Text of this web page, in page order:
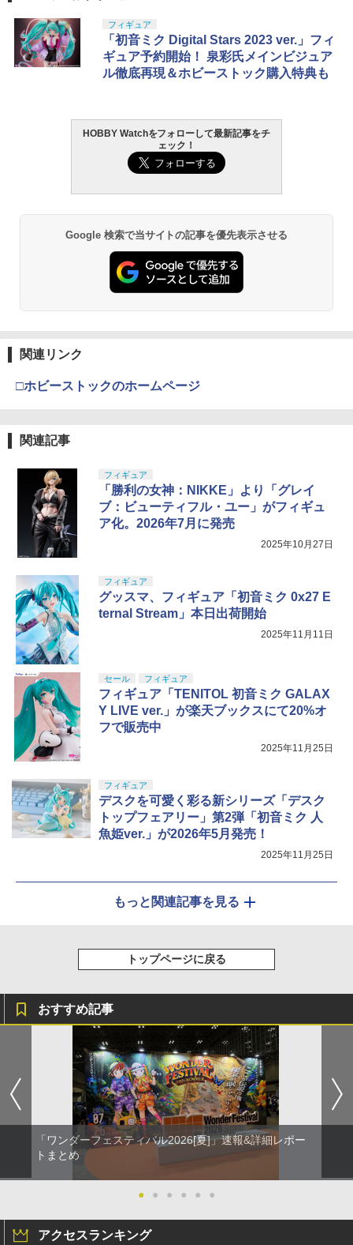
フィギュア
「初音ミク Digital Stars 2023 ver.」フィ
ギュア予約開始！ 泉彩氏メインビジュア
ル徹底再現＆ホビーストック購入特典も
HOBBY Watchをフォローして最新記事をチ
ェック！
Google 検索で当サイトの記事を優先表示させる
関連リンク
□ホビーストックのホームページ
関連記事
フィギュア
「勝利の女神：NIKKE」より「グレイ
ブ：ビューティフル・ユー」がフィギュ
ア化。2026年7月に発売
2025年10月27日
フィギュア
グッスマ、フィギュア「初音ミク 0x27 E
ternal Stream」本日出荷開始
2025年11月11日
セール フィギュア
フィギュア「TENITOL 初音ミク GALAX
Y LIVE ver.」が楽天ブックスにて20%オ
フで販売中
2025年11月25日
フィギュア
デスクを可愛く彩る新シリーズ「デスク
トップフェアリー」第2弾「初音ミク 人
魚姫ver.」が2026年5月発売！
2025年11月25日
もっと関連記事を見る
トップページに戻る
おすすめ記事
「ワンダーフェスティバル2026[夏]」速報&詳細レポー
トまとめ
● ● ● ● ● ●
アクセスランキング